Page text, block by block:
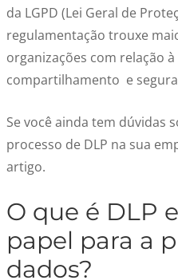
da LGPD (Lei Geral de
regulamentação trouxe
organizações com relação
compartilhamento e
Se você ainda tem dúvidas
processo de DLP na sua
artigo.
O que é DLP
papel para a
dados?